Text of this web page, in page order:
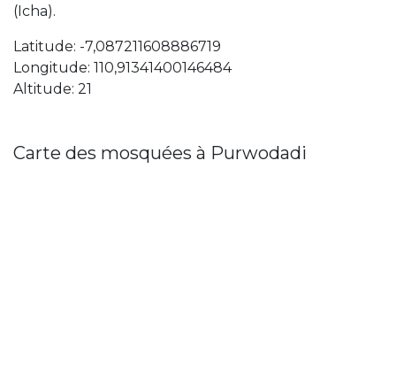
(Icha).
Latitude: -7,087211608886719
Longitude: 110,91341400146484
Altitude: 21
Carte des mosquées à Purwodadi